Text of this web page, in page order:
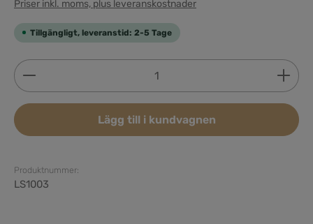
Priser inkl. moms, plus leveranskostnader
Tillgängligt, leveranstid: 2-5 Tage
Produktkvantitet: Ange önskat belopp eller
Lägg till i kundvagnen
Produktnummer:
LS1003